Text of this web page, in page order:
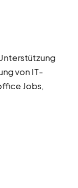
von IT-
Jobs,